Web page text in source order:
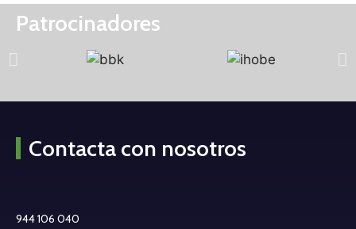
Patrocinadores
Contacta con nosotros
944 106 040